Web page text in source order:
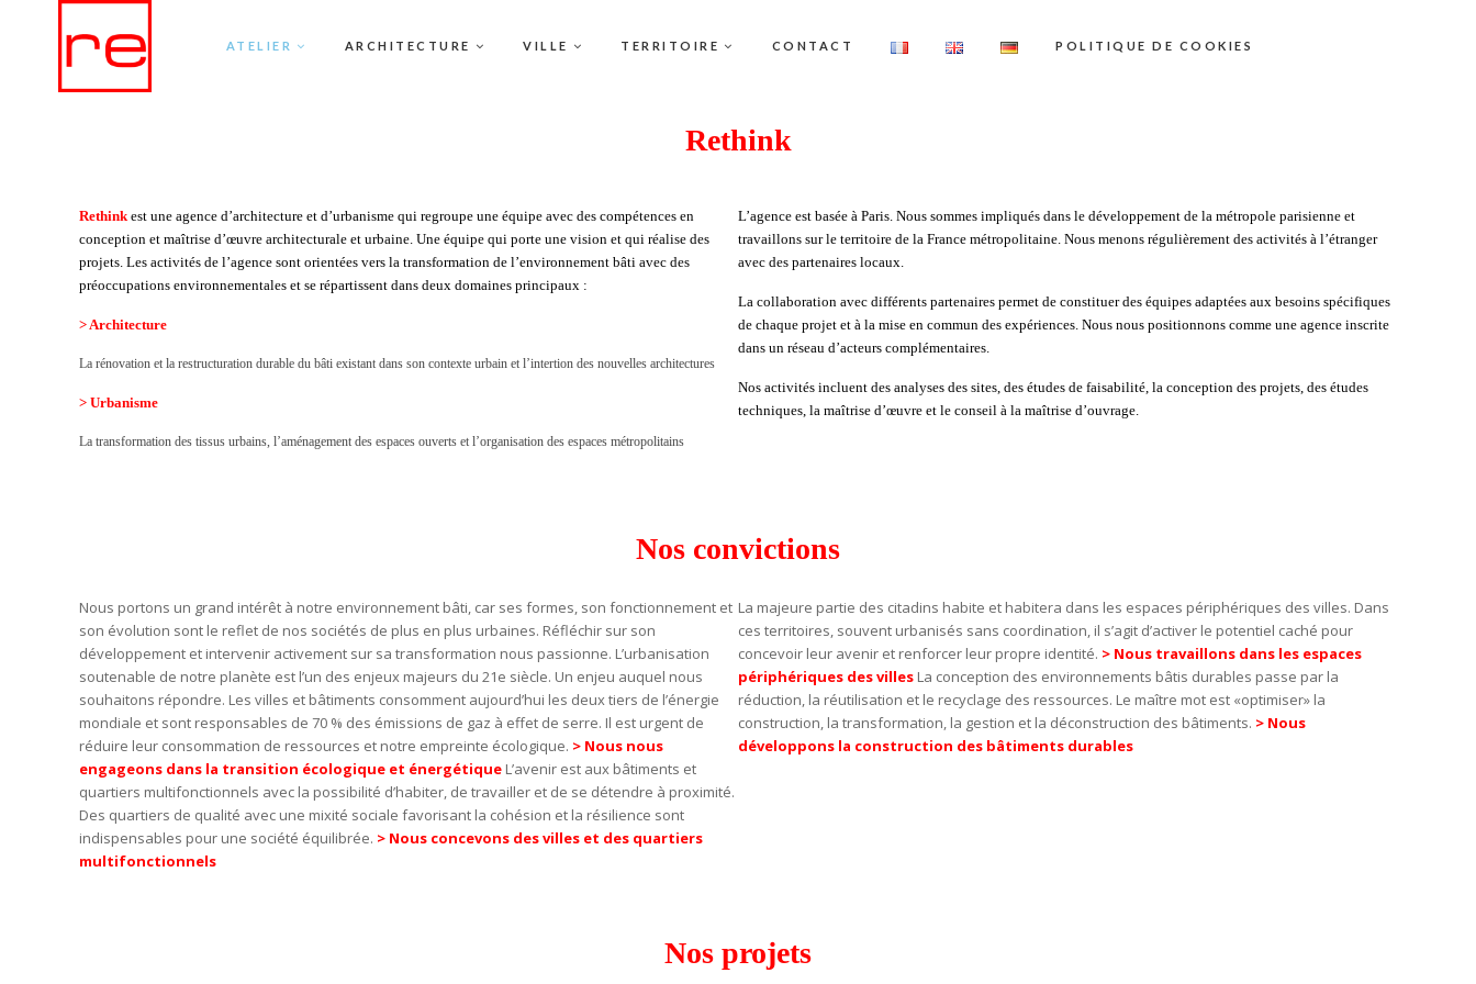
ATELIER ARCHITECTURE VILLE TERRITOIRE CONTACT POLITIQUE DE COOKIES
Rethink
Rethinkest une agence d’architecture et d’urbanisme qui regroupe une équipe avec des compétences en
conception et maîtrise d’œuvre architecturale et urbaine. Une équipe qui porte une vision et qui réalise des
projets. Les activités de l’agence sont orientées vers la transformation de l’environnement bâti avec des
préoccupations environnementales et se répartissent dans deux domaines principaux :
> Architecture
La rénovation et la restructuration durable du bâti existant dans son contexte urbain et l’intertion des nouvelles architectures
> Urbanisme
La transformation des tissus urbains, l’aménagement des espaces ouverts et l’organisation des espaces métropolitains
L’agence est basée à Paris. Nous sommes impliqués dans le développement de la métropole parisienne et
travaillons sur le territoire de la France métropolitaine. Nous menons régulièrement des activités à l’étranger
avec des partenaires locaux.
La collaboration avec différents partenaires permet de constituer des équipes adaptées aux besoins spécifiques
de chaque projet et à la mise en commun des expériences. Nous nous positionnons comme une agence inscrite
dans un réseau d’acteurs complémentaires.
Nos activités incluent des analyses des sites, des études de faisabilité, la conception des projets, des études
techniques, la maîtrise d’œuvre et le conseil à la maîtrise d’ouvrage.
Nos convictions
Nous portons un grand intérêt à notre environnement bâti, car ses formes, son fonctionnement et
son évolution sont le reflet de nos sociétés de plus en plus urbaines. Réfléchir sur son
développement et intervenir activement sur sa transformation nous passionne. L’urbanisation
soutenable de notre planète est l’un des enjeux majeurs du 21e siècle. Un enjeu auquel nous
souhaitons répondre. Les villes et bâtiments consomment aujourd’hui les deux tiers de l’énergie
mondiale et sont responsables de 70 % des émissions de gaz à effet de serre. Il est urgent de
réduire leur consommation de ressources et notre empreinte écologique. > Nous nous
engageons dans la transition écologique et énergétique L’avenir est aux bâtiments et
quartiers multifonctionnels avec la possibilité d’habiter, de travailler et de se détendre à proximité.
Des quartiers de qualité avec une mixité sociale favorisant la cohésion et la résilience sont
indispensables pour une société équilibrée. > Nous concevons des villes et des quartiers
multifonctionnels
La majeure partie des citadins habite et habitera dans les espaces périphériques des villes. Dans
ces territoires, souvent urbanisés sans coordination, il s’agit d’activer le potentiel caché pour
concevoir leur avenir et renforcer leur propre identité. > Nous travaillons dans les espaces
périphériques des villes La conception des environnements bâtis durables passe par la
réduction, la réutilisation et le recyclage des ressources. Le maître mot est «optimiser» la
construction, la transformation, la gestion et la déconstruction des bâtiments. > Nous
développons la construction des bâtiments durables
Nos projets